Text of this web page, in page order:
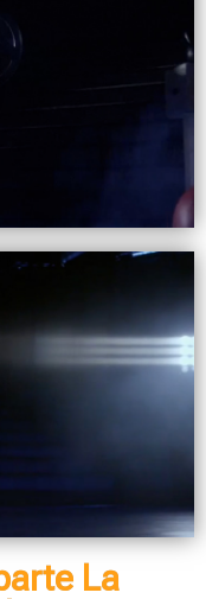
La